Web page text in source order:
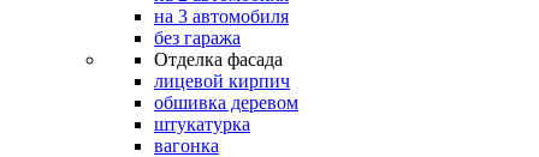
на 3 автомобиля
без гаража
Отделка фасада
лицевой кирпич
обшивка деревом
штукатурка
вагонка